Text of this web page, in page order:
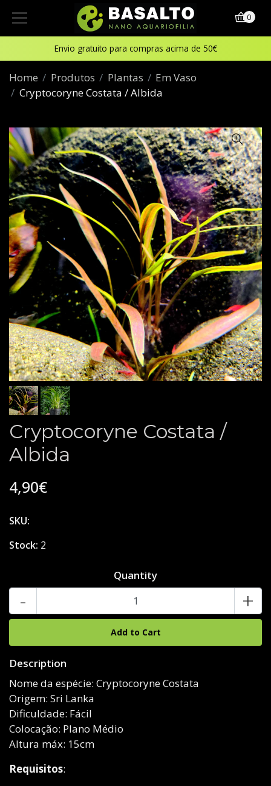
Envio gratuito para compras acima de 50€
0
Home Produtos Plantas
Em Vaso
Cryptocoryne Costata / Albida
Cryptocoryne Costata /
Albida
4,90€
SKU:
Stock: 2
Quantity
- +
Description
Nome da espécie: Cryptocoryne Costata
Origem: Sri Lanka
Dificuldade: Fácil
Colocação: Plano Médio
Altura máx: 15cm
Requisitos: